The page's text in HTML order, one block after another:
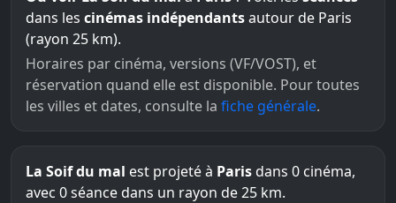
dans les cinémas indépendantsautour de Paris
(rayon 25 km).
Horaires par cinéma, versions (VF/VOST), et
réservation quand elle est disponible. Pour toutes
les villes et dates, consulte la fiche générale.
La Soif du mal est projeté à Paris dans 0 cinéma,
avec 0 séance dans un rayon de 25 km.